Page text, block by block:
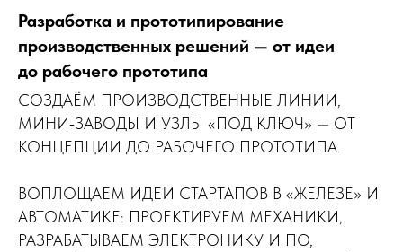
Разработка и прототипирование
производственных решений — от идеи
до рабочего прототипа
СОЗДАЁМ ПРОИЗВОДСТВЕННЫЕ ЛИНИИ,
МИНИ‑ЗАВОДЫ И УЗЛЫ «ПОД КЛЮЧ» — ОТ
КОНЦЕПЦИИ ДО РАБОЧЕГО ПРОТОТИПА.
ВОПЛОЩАЕМ ИДЕИ СТАРТАПОВ В «ЖЕЛЕЗЕ» И
АВТОМАТИКЕ: ПРОЕКТИРУЕМ МЕХАНИКИ,
РАЗРАБАТЫВАЕМ ЭЛЕКТРОНИКУ И ПО,